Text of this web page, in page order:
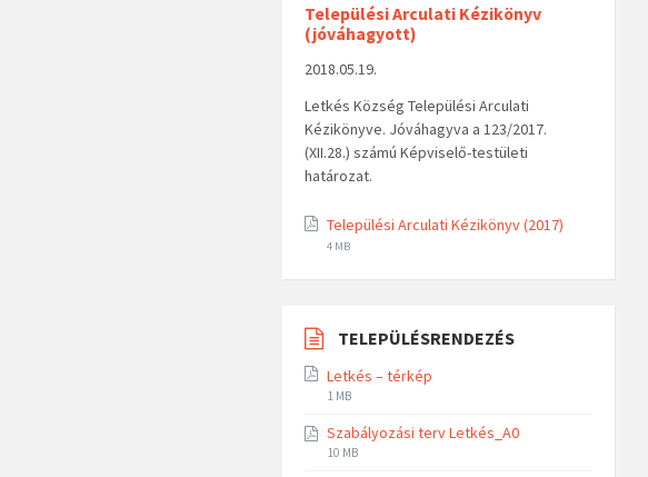
Települési Arculati Kézikönyv
(jóváhagyott)
2018.05.19.
Letkés Község Települési Arculati
Kézikönyve. Jóváhagyva a 123/2017.
(XII.28.) számú Képviselő-testületi
határozat.
Települési Arculati Kézikönyv (2017)
4 MB
TELEPÜLÉSRENDEZÉS
Letkés – térkép
1 MB
Szabályozási terv Letkés_A0
10 MB